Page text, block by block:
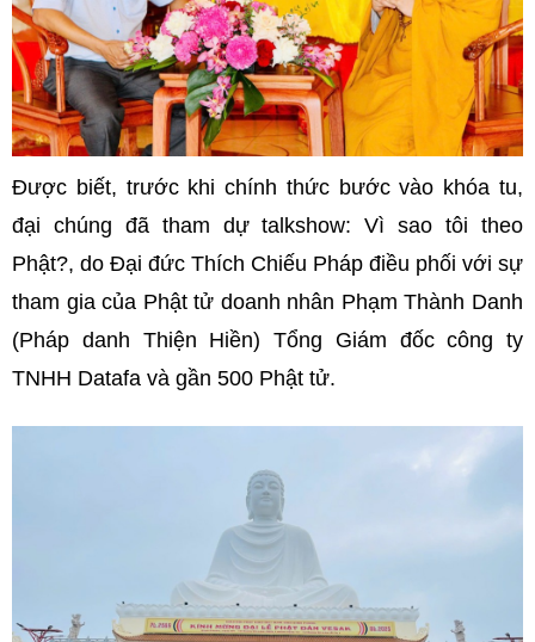
Được biết, trước khi chính thức bước vào khóa tu,
đại chúng đã tham dự talkshow: Vì sao tôi theo
Phật?, do Đại đức Thích Chiếu Pháp điều phối với sự
tham gia của Phật tử doanh nhân Phạm Thành Danh
(Pháp danh Thiện Hiền) Tổng Giám đốc công ty
TNHH Datafa và gần 500 Phật tử.